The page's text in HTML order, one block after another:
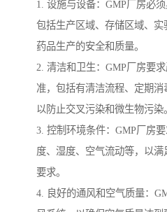
1. 设施与设备：GMP厂房必
包括生产区域、存储区域、
药品生产的安全和质量。
2. 清洁和卫生：GMP厂房要
准，包括有清洁流程、定期消
以防止交叉污染和微生物污染。
3. 控制环境条件：GMP厂房
度、湿度、空气流动等，以
要求。
4. 良好的通风和空气质量：